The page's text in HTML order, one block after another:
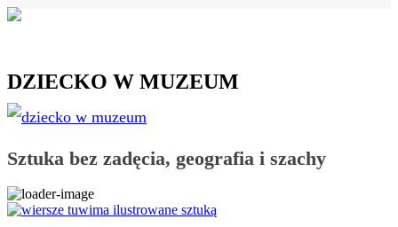
DZIECKO W MUZEUM
Sztuka bez zadęcia, geografia i szachy